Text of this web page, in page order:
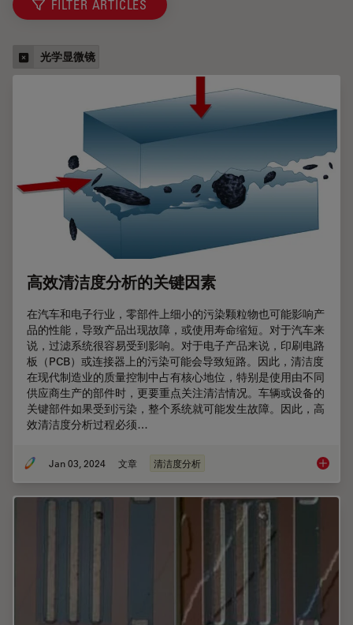
FILTER ARTICLES
光学显微镜
高效清洁度分析的关键因素
在汽车和电子行业，零部件上细小的污染颗粒物也可能影响产
品的性能，导致产品出现故障，或使用寿命缩短。对于汽车来
说，过滤系统很容易受到影响。对于电子产品来说，印刷电路
板（PCB）或连接器上的污染可能会导致短路。因此，清洁度
在现代制造业的质量控制中占有核心地位，特别是使用由不同
供应商生产的部件时，更要重点关注清洁情况。车辆或设备的
关键部件如果受到污染，整个系统就可能发生故障。因此，高
效清洁度分析过程必须…
Jan 03, 2024 文章 清洁度分析 高效清